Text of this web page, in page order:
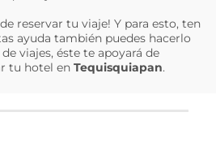
reservar tu viaje! Y para esto, ten
ayuda también puedes hacerlo
viajes, éste te apoyará de
tu hotel en Tequisquiapan.